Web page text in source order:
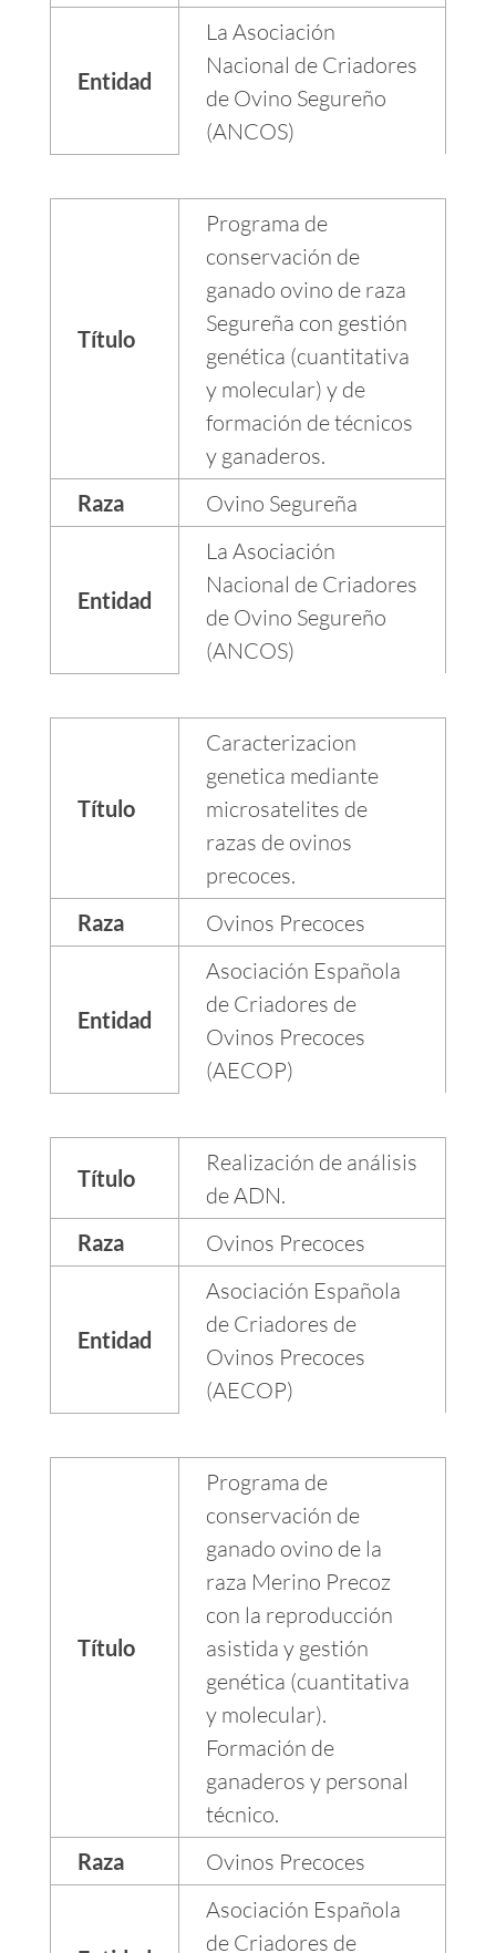
Entidad
La Asociación
Nacional de Criadores
de Ovino Segureño
(ANCOS)
Título
Programa de
conservación de
ganado ovino de raza
Segureña con gestión
genética (cuantitativa
y molecular) y de
formación de técnicos
y ganaderos.
Raza
Ovino Segureña
Entidad
La Asociación
Nacional de Criadores
de Ovino Segureño
(ANCOS)
Título
Caracterizacion
genetica mediante
microsatelites de
razas de ovinos
precoces.
Raza
Ovinos Precoces
Entidad
Asociación Española
de Criadores de
Ovinos Precoces
(AECOP)
Título
Realización de análisis
de ADN.
Raza
Ovinos Precoces
Entidad
Asociación Española
de Criadores de
Ovinos Precoces
(AECOP)
Título
Programa de
conservación de
ganado ovino de la
raza Merino Precoz
con la reproducción
asistida y gestión
genética (cuantitativa
y molecular).
Formación de
ganaderos y personal
técnico.
Raza
Ovinos Precoces
Asociación Española
de Criadores de